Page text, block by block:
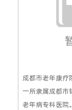
成都市老年康疗
一所隶属成都市
老年病专科医院